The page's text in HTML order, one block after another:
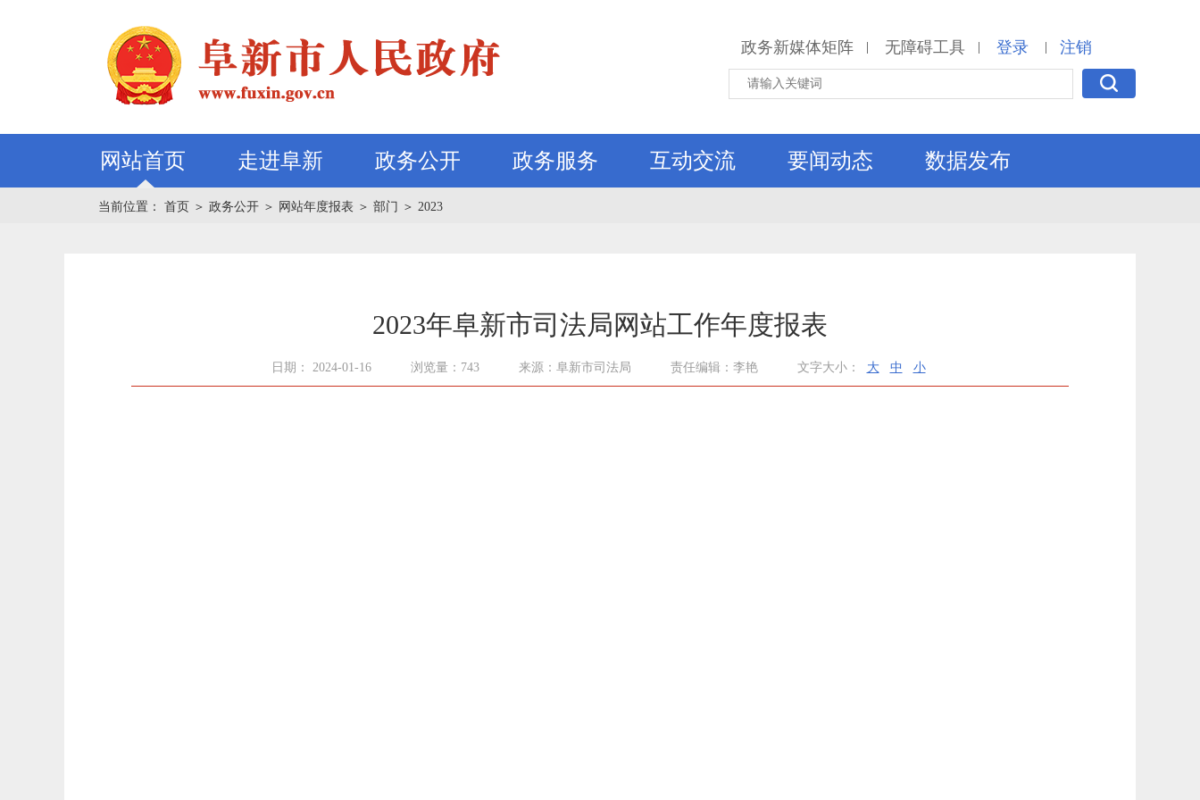
政务新媒体矩阵 | 无障碍工具 | 登录 | 注销
网站首页 走进阜新 政务公开 政务服务 互动交流 要闻动态 数据发布
当前位置： 首页 ＞ 政务公开 ＞ 网站年度报表 ＞ 部门 ＞ 2023
2023年阜新市司法局网站工作年度报表
日期： 2024-01-16 浏览量：743 来源：阜新市司法局 责任编辑：李艳 文字大小： 大 中 小